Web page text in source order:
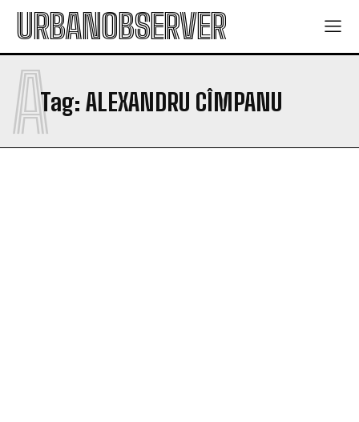
URBANOBSERVER
Tag: ALEXANDRU CÎMPANU
A